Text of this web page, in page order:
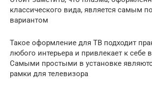
классического вида, является самым
вариантом
Такое оформление для ТВ подходит
любого интерьера и привлекает к себе
Самыми простыми в установке
рамки для телевизора